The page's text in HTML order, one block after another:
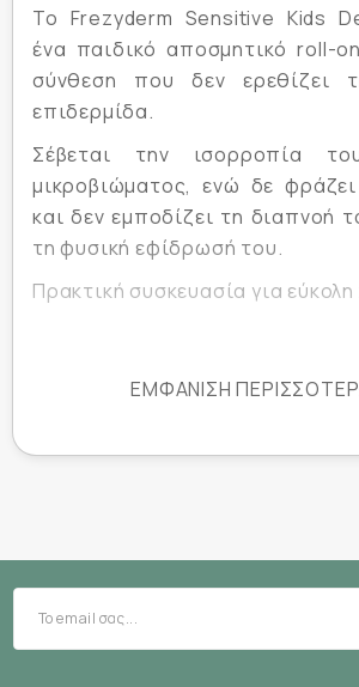
Το Frezyderm Sensitive Kids
ένα παιδικό αποσμητικό roll-
σύνθεση που δεν ερεθίζει
επιδερμίδα.
Σέβεται την ισορροπία
μικροβιώματος, ενώ δε
και δεν εμποδίζει τη διαπνοή
τη φυσική εφίδρωσή του.
Πρακτική συσκευασία για
ποσότητα εφαρμογής, με
ΕΜΦΆΝΙΣΗ